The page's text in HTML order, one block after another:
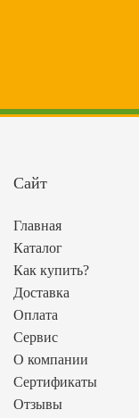
Сайт
Главная
Каталог
Как купить?
Доставка
Оплата
Сервис
О компании
Сертификаты
Отзывы